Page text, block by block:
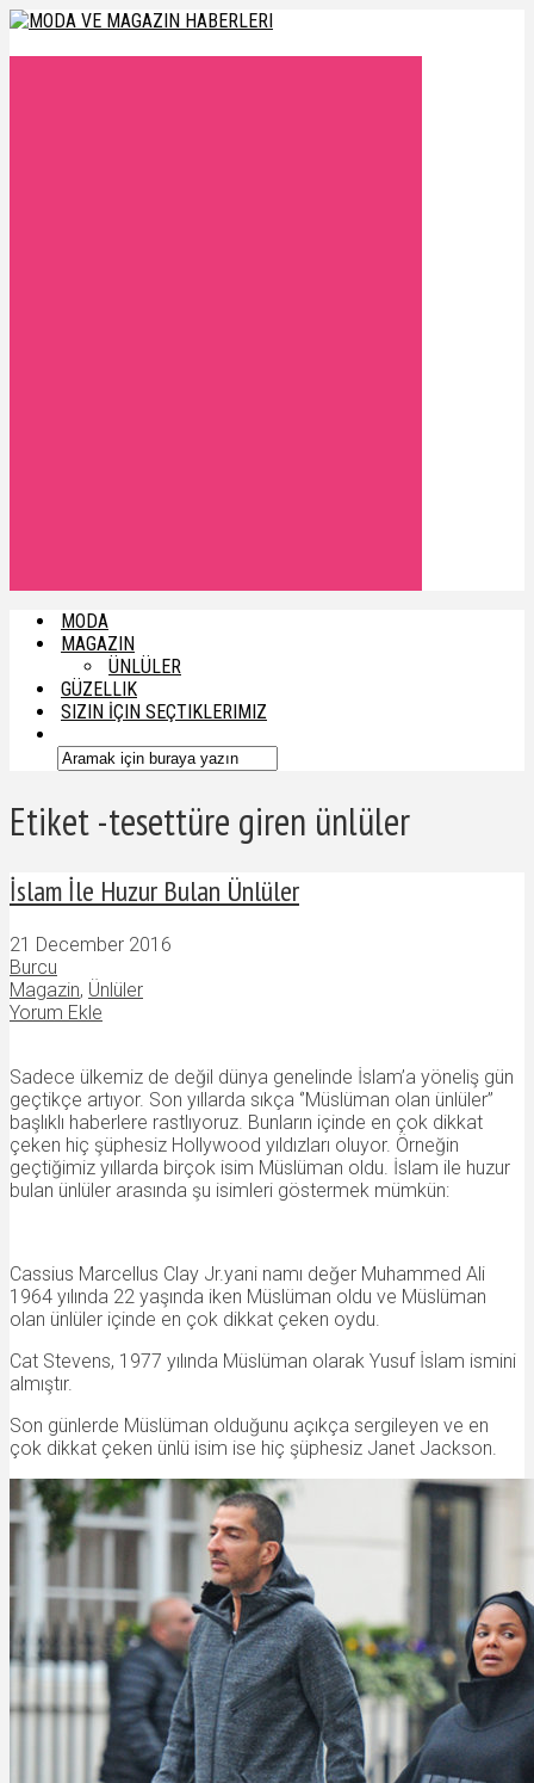
MODA
MAGAZIN
ÜNLÜLER
GÜZELLIK
SIZIN İÇIN SEÇTIKLERIMIZ
Etiket -tesettüre giren ünlüler
İslam İle Huzur Bulan Ünlüler
21 December 2016
Burcu
Magazin, Ünlüler
Yorum Ekle
Sadece ülkemiz de değil dünya genelinde İslam’a yöneliş gün
geçtikçe artıyor. Son yıllarda sıkça ‘’Müslüman olan ünlüler’’
başlıklı haberlere rastlıyoruz. Bunların içinde en çok dikkat
çeken hiç şüphesiz Hollywood yıldızları oluyor. Örneğin
geçtiğimiz yıllarda birçok isim Müslüman oldu. İslam ile huzur
bulan ünlüler arasında şu isimleri göstermek mümkün:
Cassius Marcellus Clay Jr.yani namı değer Muhammed Ali
1964 yılında 22 yaşında iken Müslüman oldu ve Müslüman
olan ünlüler içinde en çok dikkat çeken oydu.
Cat Stevens, 1977 yılında Müslüman olarak Yusuf İslam ismini
almıştır.
Son günlerde Müslüman olduğunu açıkça sergileyen ve en
çok dikkat çeken ünlü isim ise hiç şüphesiz Janet Jackson.